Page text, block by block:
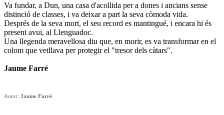
Va fundar, a Dun, una casa d'acollida per a dones i ancians sense
distinció de classes, i va deixar a part la seva còmoda vida.
Després de la seva mort, el seu record es mantingué, i encara hi és
present avui, al Llenguadoc.
Una llegenda meravellosa diu que, en morir, es va transformar en el
colom que vetllava per protegir el "tresor dels càtars".
Jaume Farré
Autor: Jaume Farré